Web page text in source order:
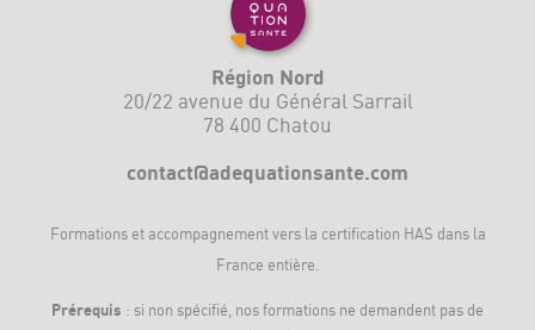
Région Nord
20/22 avenue du Général Sarrail
78 400 Chatou
contact@adequationsante.com
Formations et accompagnement vers la certification HAS dans la
France entière.
Prérequis : si non spécifié, nos formations ne demandent pas de